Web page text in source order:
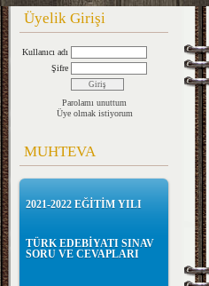
Üyelik Girişi
Kullanıcı adı
Şifre
Parolamı unuttum
Üye olmak istiyorum
MUHTEVA
2021-2022 EĞİTİM YILI
TÜRK EDEBİYATI SINAV
SORU VE CEVAPLARI